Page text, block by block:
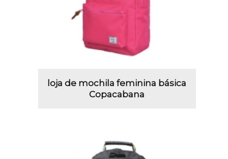
loja de mochila feminina básica
Copacabana